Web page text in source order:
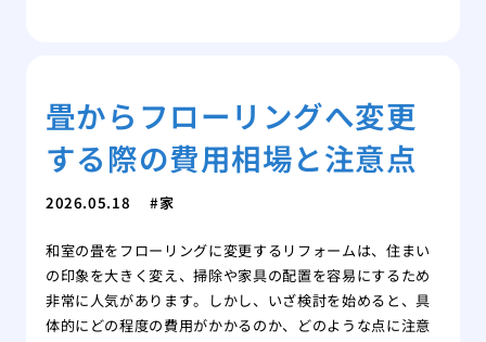
畳からフローリングへ変更
する際の費用相場と注意点
2026.05.18 家
和室の畳をフローリングに変更するリフォームは、住まい
の印象を大きく変え、掃除や家具の配置を容易にするため
非常に人気があります。しかし、いざ検討を始めると、具
体的にどの程度の費用がかかるのか、どのような点に注意